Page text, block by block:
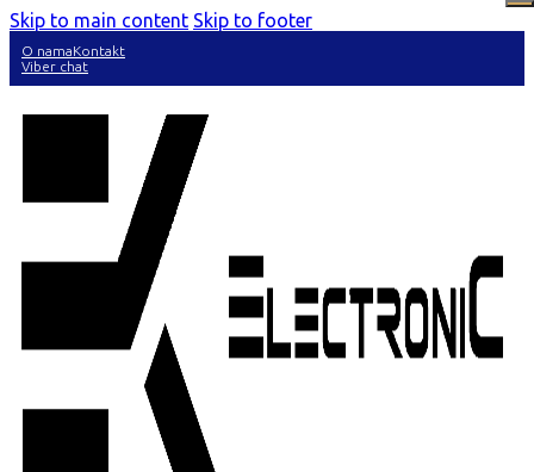
Skip to main content Skip to footer
O namaKontakt
Viber chat